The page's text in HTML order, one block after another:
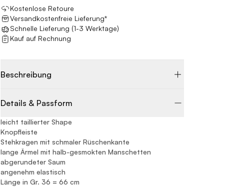
Kostenlose Retoure
Versandkostenfreie Lieferung*
Schnelle Lieferung (1-3 Werktage)
Kauf auf Rechnung
Beschreibung
Details & Passform
leicht taillierter Shape
Knopfleiste
Stehkragen mit schmaler Rüschenkante
lange Ärmel mit halb-gesmokten Manschetten
abgerundeter Saum
angenehm elastisch
Länge in Gr. 36 = 66 cm